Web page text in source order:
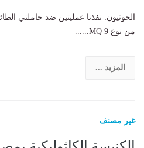
الحوثيون: نفذنا عمليتين ضد حاملتي
من نوع MQ 9......
المزيد ...
غير مصنف